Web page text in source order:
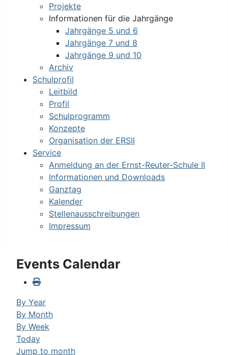
Projekte
Informationen für die Jahrgänge
Jahrgänge 5 und 6
Jahrgänge 7 und 8
Jahrgänge 9 und 10
Archiv
Schulprofil
Leitbild
Profil
Schulprogramm
Konzepte
Organisation der ERSII
Service
Anmeldung an der Ernst-Reuter-Schule II
Informationen und Downloads
Ganztag
Kalender
Stellenausschreibungen
Impressum
Events Calendar
By Year
By Month
By Week
Today
Jump to month